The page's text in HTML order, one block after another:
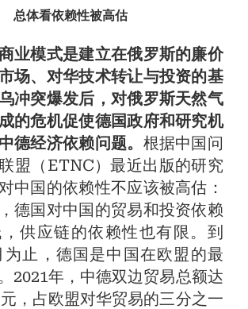
总体看依赖性被高估
业模式是建立在俄罗斯的廉价
场、对华技术转让与投资的基
冲突爆发后，对俄罗斯天然气
的危机促使德国政府和研究机
德经济依赖问题。 根据中国问
盟（ETNC）最近出版的研究
中国的依赖性不应该被高估：
德国对中国的贸易和投资依赖
供应链的依赖性也有限。到
为止，德国是中国在欧盟的最
2021年，中德双边贸易总额达
，占欧盟对华贸易的三分之一